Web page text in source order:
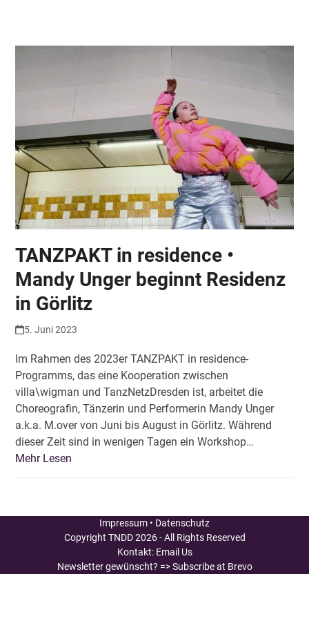
TANZPAKT in residence •
Mandy Unger beginnt Residenz
in Görlitz
5. Juni 2023
Im Rahmen des 2023er TANZPAKT in residence-
Programms, das eine Kooperation zwischen
villa\wigman und TanzNetzDresden ist, arbeitet die
Choreografin, Tänzerin und Performerin Mandy Unger
a.k.a. M.over von Juni bis August in Görlitz. Während
dieser Zeit sind in wenigen Tagen ein Workshop…
Mehr Lesen
Impressum • Datenschutz
Copyright TNDD2026 - All Rights Reserved
Kontakt: Email Us
Newsletter gewünscht? => Subscribe at Brevo